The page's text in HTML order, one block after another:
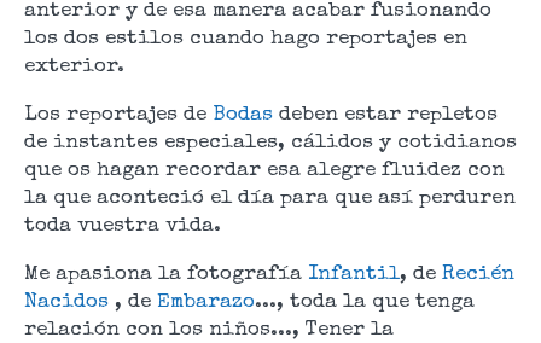
anterior y de esa manera acabar fusionando
los dos estilos cuando hago reportajes en
exterior.
Los reportajes de Bodas deben estar repletos
de instantes especiales, cálidos y cotidianos
que os hagan recordar esa alegre fluidez con
la que aconteció el día para que así perduren
toda vuestra vida.
Me apasiona la fotografía Infantil, de Recién
Nacidos , de Embarazo..., toda la que tenga
relación con los niños..., Tener la